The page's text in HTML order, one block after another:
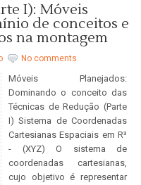
I): Móveis
de conceitos e
na montagem
No comments
Móveis Planejados:
Dominando o conceito das
Técnicas de Redução (Parte
I) Sistema de Coordenadas
Cartesianas Espaciais em R³
- (XYZ) O sistema de
coordenadas cartesianas,
cujo objetivo é representar